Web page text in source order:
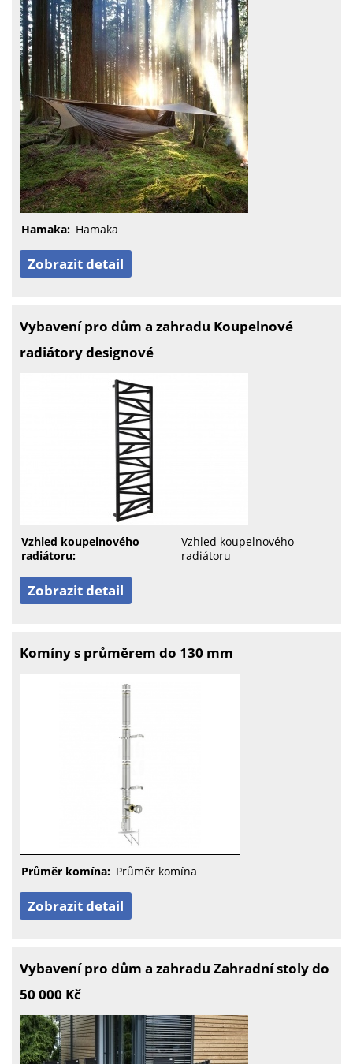
Hamaka: Hamaka
Zobrazit detail
Vybavení pro dům a zahradu Koupelnové
radiátory designové
Vzhled koupelnového
radiátoru:
Vzhled koupelnového
radiátoru
Zobrazit detail
Komíny s průměrem do 130 mm
Průměr komína: Průměr komína
Zobrazit detail
Vybavení pro dům a zahradu Zahradní stoly do
50 000 Kč